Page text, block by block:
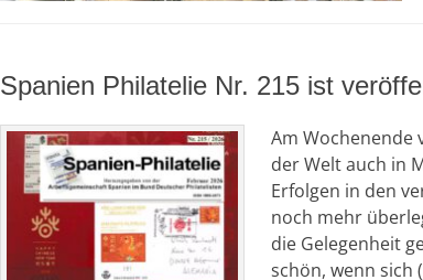
Spanien Philatelie Nr. 215 ist
Am Wochenende
der Welt auch in
Erfolgen in den
noch mehr
die Gelegenheit
schön, wenn sich